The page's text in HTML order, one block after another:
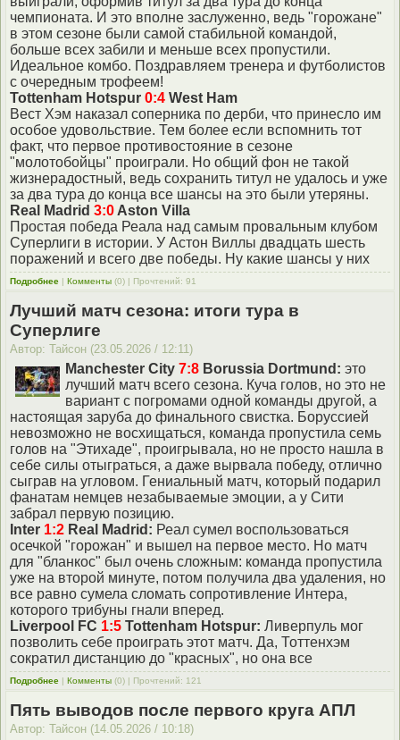
чемпионата. И это вполне заслуженно, ведь "горожане"
в этом сезоне были самой стабильной командой,
больше всех забили и меньше всех пропустили.
Идеальное комбо. Поздравляем тренера и футболистов
с очередным трофеем!
Tottenham Hotspur 0:4 West Ham
Вест Хэм наказал соперника по дерби, что принесло им
особое удовольствие. Тем более если вспомнить тот
факт, что первое противостояние в сезоне
"молотобойцы" проиграли. Но общий фон не такой
жизнерадостный, ведь сохранить титул не удалось и уже
за два тура до конца все шансы на это были утеряны.
Real Madrid 3:0 Aston Villa
Простая победа Реала над самым провальным клубом
Суперлиги в истории. У Астон Виллы двадцать шесть
поражений и всего две победы. Ну какие шансы у них
Подробнее | Комменты (0) | Прочтений: 91
Лучший матч сезона: итоги тура в
Суперлиге
Автор: Тайсон (23.05.2026 / 12:11)
Manchester City 7:8 Borussia Dortmund: это
лучший матч всего сезона. Куча голов, но это не
вариант с погромами одной команды другой, а
настоящая заруба до финального свистка. Боруссией
невозможно не восхищаться, команда пропустила семь
голов на "Этихаде", проигрывала, но не просто нашла в
себе силы отыграться, а даже вырвала победу, отлично
сыграв на угловом. Гениальный матч, который подарил
фанатам немцев незабываемые эмоции, а у Сити
забрал первую позицию.
Inter 1:2 Real Madrid: Реал сумел воспользоваться
осечкой "горожан" и вышел на первое место. Но матч
для "бланкос" был очень сложным: команда пропустила
уже на второй минуте, потом получила два удаления, но
все равно сумела сломать сопротивление Интера,
которого трибуны гнали вперед.
Liverpool FC 1:5 Tottenham Hotspur: Ливерпуль мог
позволить себе проиграть этот матч. Да, Тоттенхэм
сократил дистанцию до "красных", но она все
Подробнее | Комменты (0) | Прочтений: 121
Пять выводов после первого круга АПЛ
Автор: Тайсон (14.05.2026 / 10:18)